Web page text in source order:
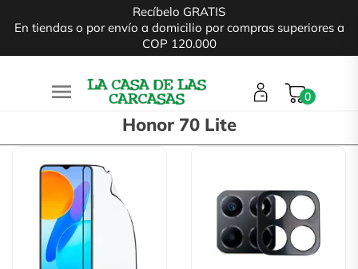
Recíbelo GRATIS
En tiendas o por envío a domicilio por compras superiores a
COP 120.000
 0
Honor 70 Lite